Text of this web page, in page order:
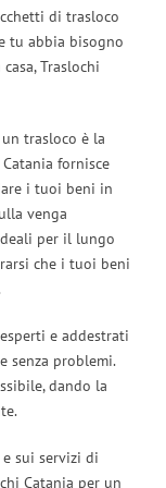
di trasloco
tu abbia bisogno
Traslochi
trasloco è la
fornisce
i tuoi beni in
venga
per il lungo
che i tuoi beni
e addestrati
senza problemi.
dando la
sui servizi di
Catania per un